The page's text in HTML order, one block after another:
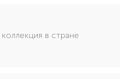
в стране